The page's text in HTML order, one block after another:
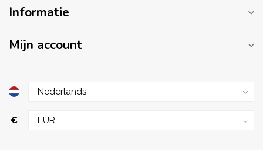
Informatie
Mijn account
€